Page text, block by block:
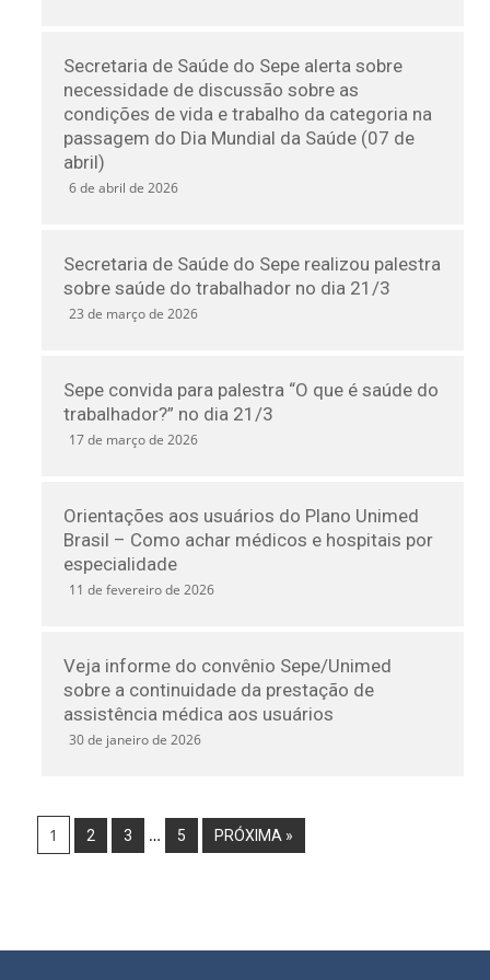
Secretaria de Saúde do Sepe alerta sobre
necessidade de discussão sobre as
condições de vida e trabalho da categoria na
passagem do Dia Mundial da Saúde (07 de
abril)
6 de abril de 2026
Secretaria de Saúde do Sepe realizou palestra
sobre saúde do trabalhador no dia 21/3
23 de março de 2026
Sepe convida para palestra “O que é saúde do
trabalhador?” no dia 21/3
17 de março de 2026
Orientações aos usuários do Plano Unimed
Brasil – Como achar médicos e hospitais por
especialidade
11 de fevereiro de 2026
Veja informe do convênio Sepe/Unimed
sobre a continuidade da prestação de
assistência médica aos usuários
30 de janeiro de 2026
1 2 3 … 5 PRÓXIMA »